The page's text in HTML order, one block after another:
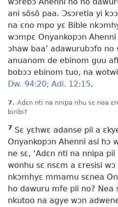
wɔrebɔ Ahenni no ho
ani sõsõ paa. Ɔsɔretia yi
na ɛno mpo yɛ Bible
wɔmpɛ Onyankopɔn
ɔhaw baa’ adawurubɔfo
anuanom de ebinom guu
bobɔɔ ebinom tuo, na
Dw. 94:20; Adi. 12:15.
7. Adɛn nti na nnipa nhu sɛ nea
biribi?
7 Sɛ yɛhwɛ adanse pii a
Onyankopɔn Ahenni asi hɔ
ne sɛ, ‘Adɛn nti na nnipa
wonhu sɛ nsɛm a ɛresisi
nkɔmhyɛ mmamu sɛnea
ho dawuru mfe pii no? Nea
nkutoo na agye wɔn